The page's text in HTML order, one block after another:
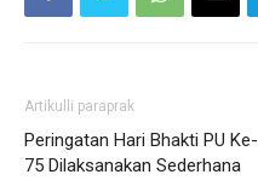
Artikulli paraprak
Peringatan Hari Bhakti PU Ke-
75 Dilaksanakan Sederhana